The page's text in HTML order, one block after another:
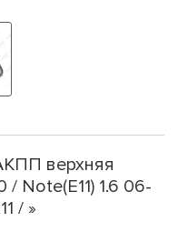
верхняя
/ Note(E11) 1.6 06-
/ »